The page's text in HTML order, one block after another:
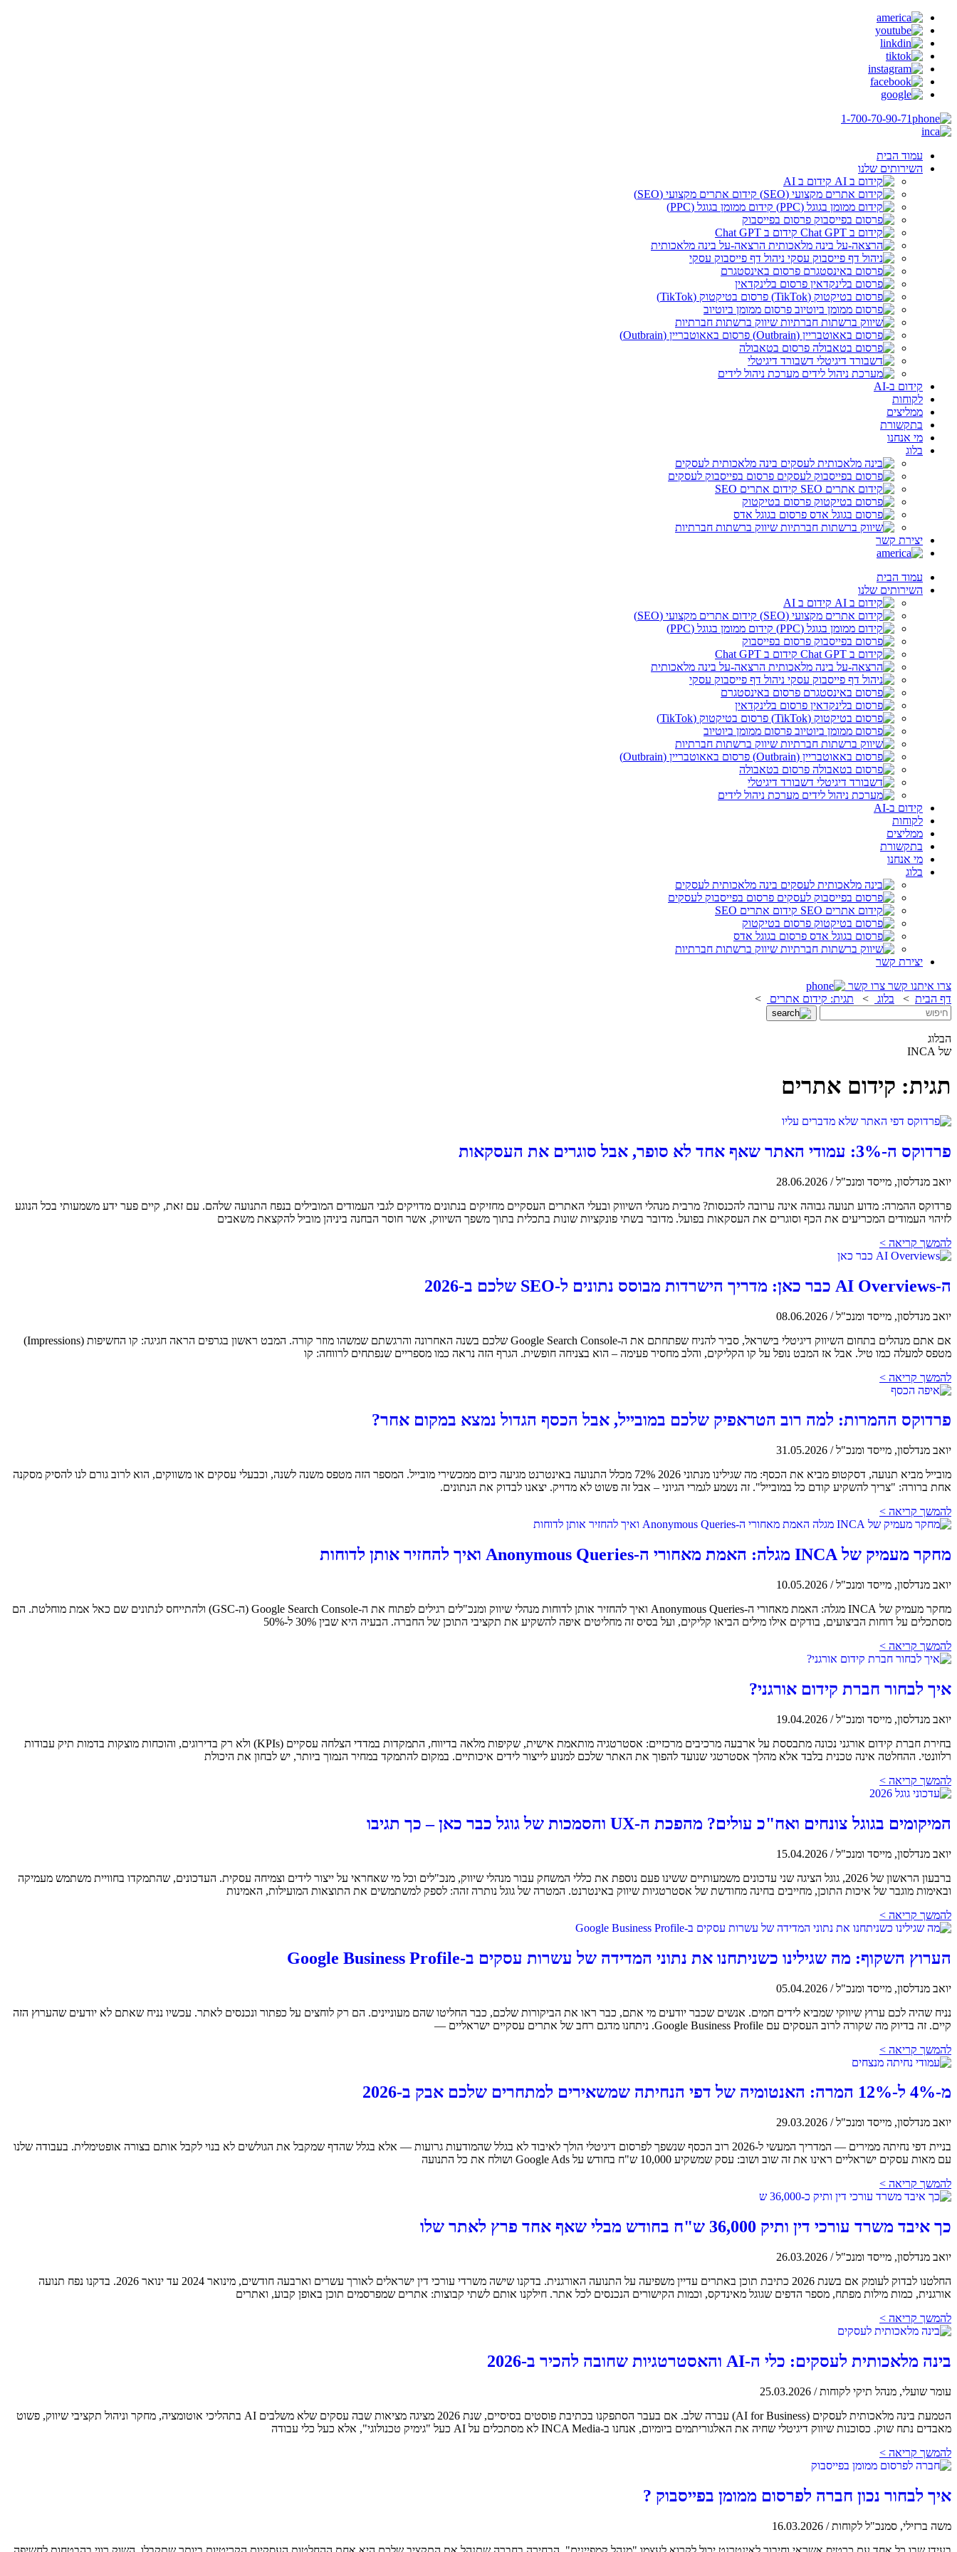
1-700-70-90-71
עמוד הבית
השירותים שלנו
קידום ב AI
קידום אתרים מקצועי (SEO)
קידום ממומן בגוגל (PPC)
פרסום בפייסבוק
קידום ב Chat GPT
הרצאה-על בינה מלאכותית
ניהול דף פייסבוק עסקי
פרסום באינסטגרם
פרסום בלינקדאין
פרסום בטיקטוק (TikTok)
פרסום ממומן ביוטיוב
שיווק ברשתות חברתיות
פרסום באאוטבריין (Outbrain)
פרסום בטאבולה
דשבורד דיגיטלי
מערכת ניהול לידים
קידום ב-AI
לקוחות
ממליצים
בתקשורת
מי אנחנו
בלוג
בינה מלאכותית לעסקים
פרסום בפייסבוק לעסקים
קידום אתרים SEO
פרסום בטיקטוק
פרסום בגוגל אדס
שיווק ברשתות חברתיות
יצירת קשר
עמוד הבית
השירותים שלנו
קידום ב AI
קידום אתרים מקצועי (SEO)
קידום ממומן בגוגל (PPC)
פרסום בפייסבוק
קידום ב Chat GPT
הרצאה-על בינה מלאכותית
ניהול דף פייסבוק עסקי
פרסום באינסטגרם
פרסום בלינקדאין
פרסום בטיקטוק (TikTok)
פרסום ממומן ביוטיוב
שיווק ברשתות חברתיות
פרסום באאוטבריין (Outbrain)
פרסום בטאבולה
דשבורד דיגיטלי
מערכת ניהול לידים
קידום ב-AI
לקוחות
ממליצים
בתקשורת
מי אנחנו
בלוג
בינה מלאכותית לעסקים
פרסום בפייסבוק לעסקים
קידום אתרים SEO
פרסום בטיקטוק
פרסום בגוגל אדס
שיווק ברשתות חברתיות
יצירת קשר
צרו איתנו קשר צרו קשר
דף הבית > בלוג > תגית: קידום אתרים >
הבלוג
של INCA
תגית: קידום אתרים
פרדוקס ה-3%: עמודי האתר שאף אחד לא סופר, אבל סוגרים את העסקאות
יואב מנדלסון, מייסד ומנכ"ל/
28.06.2026
פרדוקס ההמרה: מדוע תנועה גבוהה אינה ערובה להכנסות? מרבית מנהלי השיווק ובעלי האתרים העסקיים מחזיקים בנתונים מדויקים לגבי העמודים המובילים בנפח התנועה שלהם. עם זאת, קיים פער ידע משמעותי בכל הנוגע
לזיהוי העמודים המכריעים את הכף וסוגרים את העסקאות בפועל. מדובר בשתי פונקציות שונות בתכלית בתוך משפך השיווק, אשר חוסר הבחנה ביניהן מוביל להקצאת משאבים
להמשך קריאה >
ה-AI Overviews כבר כאן: מדריך הישרדות מבוסס נתונים ל-SEO שלכם ב-2026
יואב מנדלסון, מייסד ומנכ"ל/
08.06.2026
אם אתם מנהלים בתחום השיווק דיגיטלי בישראל, סביר להניח שפתחתם את ה-Google Search Console שלכם בשנה האחרונה והרגשתם שמשהו מוזר קורה. המבט ראשון בגרפים הראה חגיגה: קו החשיפות (Impressions)
מטפס למעלה כמו טיל. אבל אז המבט נופל על קו הקליקים, והלב מחסיר פעימה – הוא בצניחה חופשית. הגרף הזה נראה כמו מספריים שנפתחים לרווחה: קו
להמשך קריאה >
פרדוקס ההמרות: למה רוב הטראפיק שלכם במובייל, אבל הכסף הגדול נמצא במקום אחר?
יואב מנדלסון, מייסד ומנכ"ל/
31.05.2026
מובייל מביא תנועה, דסקטופ מביא את הכסף: מה שגילינו מנתוני 2026 72% מכלל התנועה באינטרנט מגיעה כיום ממכשירי מובייל. המספר הזה מטפס משנה לשנה, וכבעלי עסקים או משווקים, הוא לרוב גורם לנו להסיק מסקנה
אחת ברורה: "צריך להשקיע קודם כל במובייל". זה נשמע לגמרי הגיוני – אבל זה פשוט לא מדויק. יצאנו לבדוק את הנתונים.
להמשך קריאה >
מחקר מעמיק של INCA מגלה: האמת מאחורי ה-Anonymous Queries ואיך להחזיר אותן לדוחות
יואב מנדלסון, מייסד ומנכ"ל/
10.05.2026
מחקר מעמיק של INCA מגלה: האמת מאחורי ה-Anonymous Queries ואיך להחזיר אותן לדוחות מנהלי שיווק ומנכ"לים רגילים לפתוח את ה-Google Search Console (ה-GSC) ולהתייחס לנתונים שם כאל אמת מוחלטת. הם
מסתכלים על דוחות הביצועים, בודקים אילו מילים הביאו קליקים, ועל בסיס זה מחליטים איפה להשקיע את תקציבי התוכן של החברה. הבעיה היא שבין 30% ל-50%
להמשך קריאה >
איך לבחור חברת קידום אורגני?
יואב מנדלסון, מייסד ומנכ"ל/
19.04.2026
בחירת חברת קידום אורגני נכונה מתבססת על ארבעה מרכיבים מרכזיים: אסטרטגיה מותאמת אישית, שקיפות מלאה בדיווח, התמקדות במדדי הצלחה עסקיים (KPIs) ולא רק בדירוגים, והוכחות מוצקות בדמות תיק עבודות
רלוונטי. ההחלטה אינה טכנית בלבד אלא מהלך אסטרטגי שנועד להפוך את האתר שלכם למנוע לייצור לידים איכותיים. במקום להתמקד במחיר הנמוך ביותר, יש לבחון את היכולת
להמשך קריאה >
המיקומים בגוגל צונחים ואח"כ עולים? מהפכת ה-UX והסמכות של גוגל כבר כאן – כך תגיבו
יואב מנדלסון, מייסד ומנכ"ל/
15.04.2026
ברבעון הראשון של 2026, גוגל הציגה שני עדכונים משמעותיים ששינו פעם נוספת את כללי המשחק עבור מנהלי שיווק, מנכ"לים וכל מי שאחראי על ייצור לידים וצמיחה עסקית. העדכונים, שהתמקדו בחוויית משתמש מעמיקה
ובאימות מוגבר של איכות התוכן, מחייבים בחינה מחודשת של אסטרטגיות שיווק באינטרנט. המטרה של גוגל נותרה זהה: לספק למשתמשים את התוצאות המועילות, האמינות
להמשך קריאה >
הערוץ השקוף: מה שגילינו כשניתחנו את נתוני המדידה של עשרות עסקים ב-Google Business Profile
יואב מנדלסון, מייסד ומנכ"ל/
05.04.2026
נניח שהיה לכם ערוץ שיווקי שמביא לידים חמים. אנשים שכבר יודעים מי אתם, כבר ראו את הביקורות שלכם, כבר החליטו שהם מעוניינים. הם רק לוחצים על כפתור ונכנסים לאתר. עכשיו נניח שאתם לא יודעים שהערוץ הזה
קיים. זה בדיוק מה שקורה לרוב העסקים עם Google Business Profile. ניתחנו מדגם רחב של אתרים עסקיים ישראליים —
להמשך קריאה >
מ-4% ל-12% המרה: האנטומיה של דפי הנחיתה שמשאירים למתחרים שלכם אבק ב-2026
יואב מנדלסון, מייסד ומנכ"ל/
29.03.2026
בניית דפי נחיתה ממירים — המדריך המעשי ל-2026 רוב הכסף שנשפך לפרסום דיגיטלי הולך לאיבוד לא בגלל שהמודעות גרועות — אלא בגלל שהדף שמקבל את הגולשים לא בנוי לקבל אותם בצורה אופטימלית. בעבודה שלנו
עם מאות עסקים ישראליים ראינו את זה שוב ושוב: עסק שמשקיע 10,000 ש"ח בחודש על Google Ads ושולח את כל התנועה
להמשך קריאה >
כך איבד משרד עורכי דין ותיק 36,000 ש"ח בחודש מבלי שאף אחד פרץ לאתר שלו
יואב מנדלסון, מייסד ומנכ"ל/
26.03.2026
החלטנו לבדוק לעומק אם בשנת 2026 כתיבת תוכן באתרים עדיין משפיעה על התנועה האורגנית. בדקנו שישה משרדי עורכי דין ישראלים לאורך עשרים וארבעה חודשים, מינואר 2024 עד ינואר 2026. בדקנו נפח תנועה
אורגנית, כמות מילות מפתח, מספר הדפים שגוגל מאינדקס, וכמות הקישורים הנכנסים לכל אתר. חילקנו אותם לשתי קבוצות: אתרים שמפרסמים תוכן באופן קבוע, ואתרים
להמשך קריאה >
בינה מלאכותית לעסקים: כלי ה-AI והאסטרטגיות שחובה להכיר ב-2026
עומר שועלי, מנהל תיקי לקוחות/
25.03.2026
הטמעת בינה מלאכותית לעסקים (AI for Business) עברה שלב. אם בעבר הסתפקנו בכתיבת פוסטים בסיסיים, שנת 2026 מציגה מציאות שבה עסקים שלא משלבים AI בתהליכי אוטומציה, מחקר וניהול תקציבי שיווק, פשוט
מאבדים נתח שוק. כסוכנות שיווק דיגיטלי שחיה את האלגוריתמים ביומיום, אנחנו ב-INCA Media לא מסתכלים על AI כעל "גימיק טכנולוגי", אלא כעל כלי עבודה
להמשך קריאה >
איך לבחור נכון חברה לפרסום ממומן בפייסבוק ?
משה ברזילי, סמנכ"ל לקוחות/
16.03.2026